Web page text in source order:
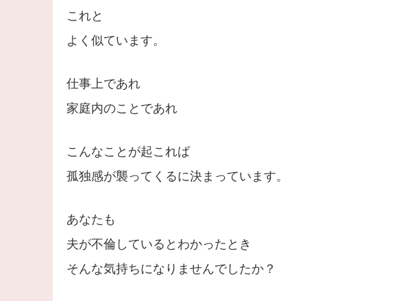
これと
よく似ています。
仕事上であれ
家庭内のことであれ
こんなことが起これば
孤独感が襲ってくるに決まっています。
あなたも
夫が不倫しているとわかったとき
そんな気持ちになりませんでしたか？